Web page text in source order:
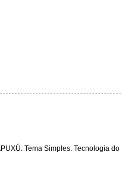
Tema Simples. Tecnologia do